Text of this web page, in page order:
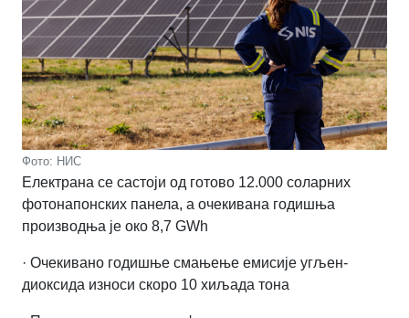
Фото: НИС
Електрана се састоји од готово 12.000 соларних
фотонапонских панела, а очекивана годишња
производња је око 8,7 GWh
· Очекивано годишње смањење емисије угљен-
диоксида износи скоро 10 хиљада тона